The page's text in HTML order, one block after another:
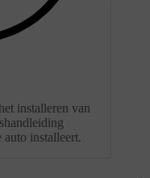
installeren van
installeert.